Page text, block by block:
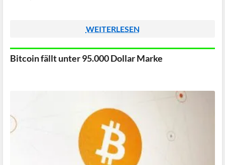
WEITERLESEN
Bitcoin fällt unter 95.000 Dollar Marke